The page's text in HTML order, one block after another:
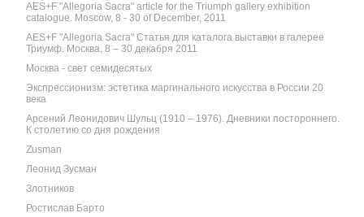
AES+F "Allegoria Sacra" article for the Triumph gallery exhibition
catalogue. Moscow, 8 - 30 of December, 2011
AES+F "Allegoria Sacra" Статья для каталога выставки в галерее
Триумф. Москва, 8 – 30 декабря 2011
Москва - свет семидесятых
Экспрессионизм: эстетика маргинального искусства в России 20
века
Арсений Леонидович Шульц (1910 – 1976). Дневники постороннего.
К столетию со дня рождения
Zusman
Леонид Зусман
Злотников
Ростислав Барто